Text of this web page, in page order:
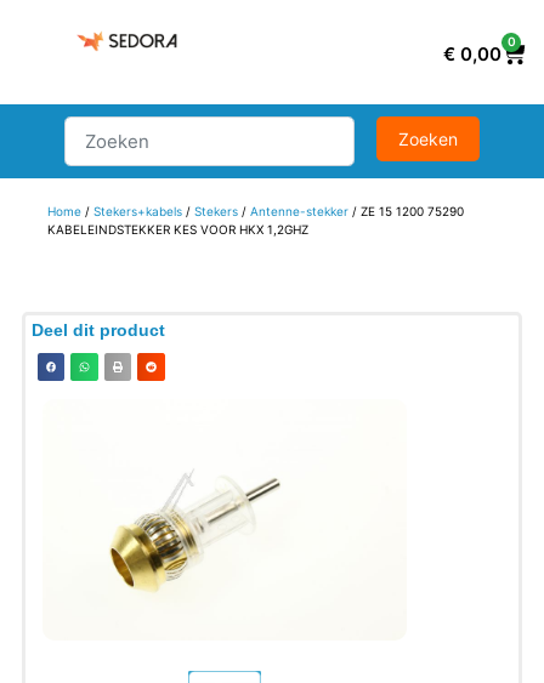
€ 0,00
0
Home/ Stekers+kabels/ Stekers/ Antenne-stekker/ ZE 15 1200 75290
KABELEINDSTEKKER KES VOOR HKX 1,2GHZ
Deel dit product